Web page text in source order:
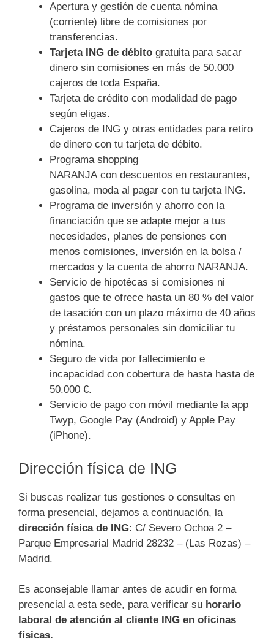
Apertura y gestión de cuenta nómina
(corriente) libre de comisiones por
transferencias.
Tarjeta ING de débito gratuita para sacar
dinero sin comisiones en más de 50.000
cajeros de toda España.
Tarjeta de crédito con modalidad de pago
según eligas.
Cajeros de ING y otras entidades para retiro
de dinero con tu tarjeta de débito.
Programa shopping
NARANJA con descuentos en restaurantes,
gasolina, moda al pagar con tu tarjeta ING.
Programa de inversión y ahorro con la
financiación que se adapte mejor a tus
necesidades, planes de pensiones con
menos comisiones, inversión en la bolsa /
mercados y la cuenta de ahorro NARANJA.
Servicio de hipotécas si comisiones ni
gastos que te ofrece hasta un 80 % del valor
de tasación con un plazo máximo de 40 años
y préstamos personales sin domiciliar tu
nómina.
Seguro de vida por fallecimiento e
incapacidad con cobertura de hasta hasta de
50.000 €.
Servicio de pago con móvil mediante la app
Twyp, Google Pay (Android) y Apple Pay
(iPhone).
Dirección física de ING
Si buscas realizar tus gestiones o consultas en
forma presencial, dejamos a continuación, la
dirección física de ING: C/ Severo Ochoa 2 –
Parque Empresarial Madrid 28232 – (Las Rozas) –
Madrid.
Es aconsejable llamar antes de acudir en forma
presencial a esta sede, para verificar su horario
laboral de atención al cliente ING en oficinas
físicas.